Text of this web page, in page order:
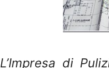
L’Impresa di